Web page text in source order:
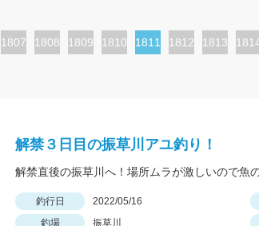
ペ
1807
ペ
1808
ペ
1809
ペ
1810
カ
ペ
1811
ペ
1812
ペ
1813
ペ
解禁３日目の振草川アユ釣り！
釣行日 2022/05/16
釣場
振草川